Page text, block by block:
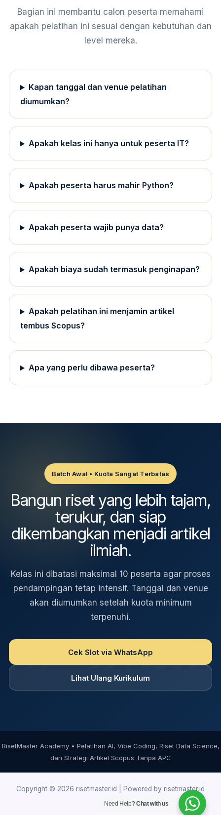
Bagian ini membantu calon peserta memahami
apakah pelatihan ini sesuai dengan kebutuhan dan
level mereka.
Kapan tanggal dan venue pelatihan
diumumkan?
Apakah kelas ini hanya untuk peserta IT?
Apakah peserta harus mahir Python?
Apakah peserta wajib punya data?
Apakah biaya sudah termasuk penginapan?
Apakah pelatihan ini menjamin artikel
tembus Scopus?
Apa yang perlu dibawa peserta?
Batch Awal • Kuota Sangat Terbatas
Bangun riset yang lebih tajam,
terukur, dan siap
dikembangkan menjadi artikel
ilmiah.
Kelas ini dibatasi maksimal 10 peserta agar proses
pendampingan tetap intensif. Tanggal dan venue
akan diumumkan setelah kuota minimum
terpenuhi.
Cek Slot via WhatsApp
Lihat Ulang Kurikulum
RisetMaster Academy • Pelatihan AI, Vibe Coding, Riset Data Science,
dan Strategi Artikel Scopus Tanpa APC
Copyright © 2026 risetmaster.id | Powered by risetmaster.id
Need Help?Chat with us